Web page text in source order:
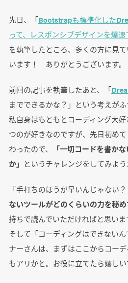
先日、「Bootstrapも標準化した
って、レスポンシブデザインを爆
を執筆したところ、多くの方に見
います！ ありがとうございます。
前回の記事を執筆したあと、「
までできるかな？」という考えがふ
私自身はもともとコーディング大
つのが好きなのですが、先日初め
わったので、
「一切コードを書か
か」 というチャレンジをしてみよう
「手打ちのほうが早いんじゃない？
ないツールがどのくらいの力を秘
持ちで読んでいただければと思いま
そして「コーディングはできない
ナーさんは、まずはここからコー
もアリかと。お役に立てたら嬉しい